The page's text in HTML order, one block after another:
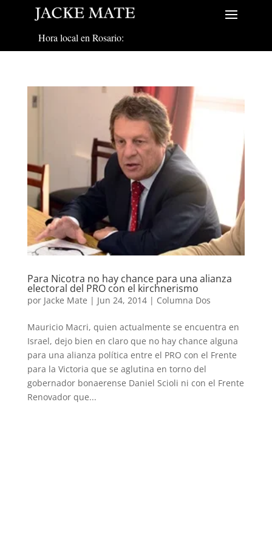
Hora local en Rosario:
Para Nicotra no hay chance para una alianza
electoral del PRO con el kirchnerismo
por Jacke Mate | Jun 24, 2014| Columna Dos
Mauricio Macri, quien actualmente se encuentra en
Israel, dejo bien en claro que no hay chance alguna
para una alianza política entre el PRO con el Frente
para la Victoria que se aglutina en torno del
gobernador bonaerense Daniel Scioli ni con el Frente
Renovador que...